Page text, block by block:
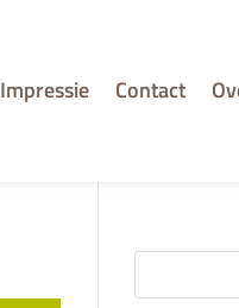
Impressie Contact